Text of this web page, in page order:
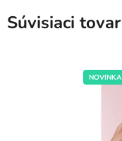
Súvisiaci tovar
NOVINKA